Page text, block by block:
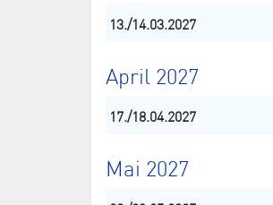
13./14.03.2027
April 2027
17./18.04.2027
Mai 2027